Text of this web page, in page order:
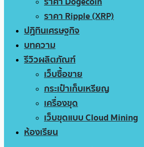
ราคา Ripple (XRP)
ปฏิทินเศรษฐกิจ
บทความ
รีวิวผลิตภัณฑ์
เว็บซื้อขาย
กระเป๋าเก็บเหรียญ
เครื่องขุด
เว็บขุดแบบ Cloud Mining
ห้องเรียน